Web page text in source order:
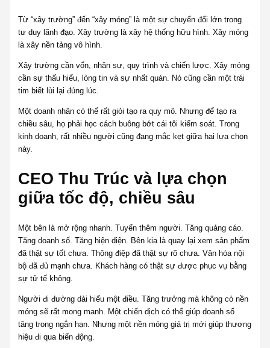
Từ “xây trường” đến “xây móng” là một sự chuyển đổi lớn trong
tư duy lãnh đạo. Xây trường là xây hệ thống hữu hình. Xây móng
là xây nền tảng vô hình.
Xây trường cần vốn, nhân sự, quy trình và chiến lược. Xây móng
cần sự thấu hiểu, lòng tin và sự nhất quán. Nó cũng cần một trái
tim biết lùi lại đúng lúc.
Một doanh nhân có thể rất giỏi tạo ra quy mô. Nhưng để tạo ra
chiều sâu, họ phải học cách buông bớt cái tôi kiểm soát. Trong
kinh doanh, rất nhiều người cũng đang mắc kẹt giữa hai lựa chọn
này.
CEO Thu Trúc và lựa chọn
giữa tốc độ, chiều sâu
Một bên là mở rộng nhanh. Tuyển thêm người. Tăng quảng cáo.
Tăng doanh số. Tăng hiện diện. Bên kia là quay lại xem sản phẩm
đã thật sự tốt chưa. Thông điệp đã thật sự rõ chưa. Văn hóa nội
bộ đã đủ mạnh chưa. Khách hàng có thật sự được phục vụ bằng
sự tử tế không.
Người đi đường dài hiểu một điều. Tăng trưởng mà không có nền
móng sẽ rất mong manh. Một chiến dịch có thể giúp doanh số
tăng trong ngắn hạn. Nhưng một nền móng giá trị mới giúp thương
hiệu đi qua biến động.